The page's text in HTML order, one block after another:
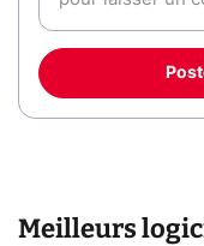
Meilleurs